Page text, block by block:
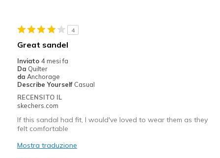
Special Occasions
Width
Sizing
4
Great sandel
Inviato 4 mesi fa
Da Quilter
da Anchorage
Describe Yourself Casual
RECENSITO IL
skechers.com
If this sandal had fit, I would've loved to wear them as they
felt comfortable
Mostra traduzione